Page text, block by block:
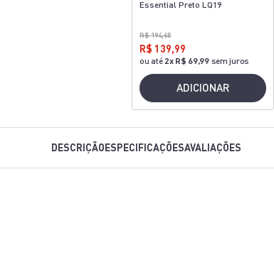
Essential Preto LQ19
R$ 194,65
R$ 139,99
ou até 2x R$ 69,99 sem juros
ADICIONAR
DESCRIÇÃOESPECIFICAÇÕESAVALIAÇÕES